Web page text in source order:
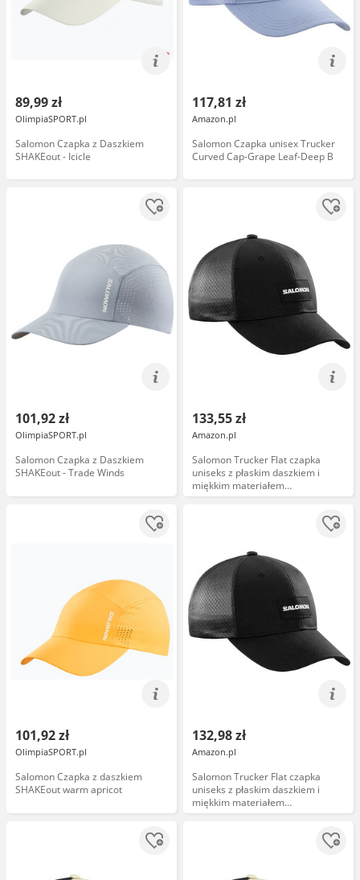
89,99 zł
OlimpiaSPORT.pl
Salomon Czapka z Daszkiem
SHAKEout - Icicle
117,81 zł
Amazon.pl
Salomon Czapka unisex Trucker
Curved Cap-Grape Leaf-Deep B
101,92 zł
OlimpiaSPORT.pl
Salomon Czapka z Daszkiem
SHAKEout - Trade Winds
133,55 zł
Amazon.pl
Salomon Trucker Flat czapka
uniseks z płaskim daszkiem i
miękkim materiałem
siateczkowym
101,92 zł
OlimpiaSPORT.pl
Salomon Czapka z daszkiem
SHAKEout warm apricot
132,98 zł
Amazon.pl
Salomon Trucker Flat czapka
uniseks z płaskim daszkiem i
miękkim materiałem
siateczkowym